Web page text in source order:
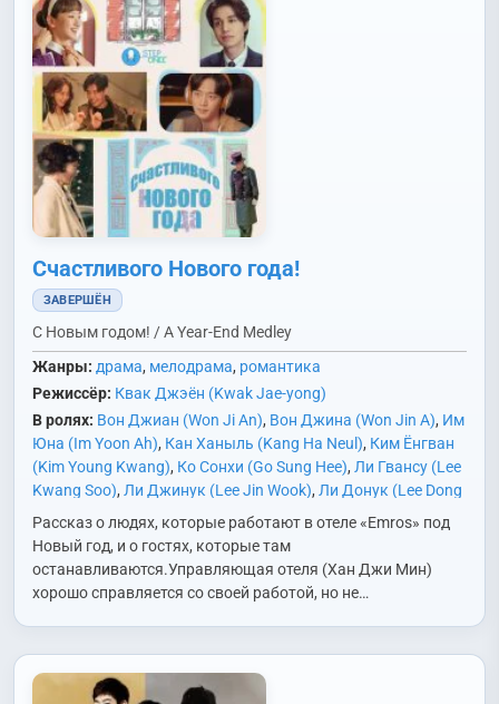
Счастливого Нового года!
ЗАВЕРШЁН
С Новым годом! / A Year-End Medley
Жанры: драма, мелодрама, романтика
Режиссёр: Квак Джэён (Kwak Jae-yong)
В ролях: Вон Джиан (Won Ji An), Вон Джина (Won Jin A), Им
Юна (Im Yoon Ah), Кан Ханыль (Kang Ha Neul), Ким Ёнгван
(Kim Young Kwang), Ко Сонхи (Go Sung Hee), Ли Гвансу (Lee
Kwang Soo), Ли Джинук (Lee Jin Wook), Ли Донук (Lee Dong
Wook)
Ли Хеён (Lee Hye Young)
Со Ганджун (Seo Kang
Joon)
, Хан Джимин (Han Ji Min)
Чон Джинён (Jung Jin Young)
Рассказ о людях, которые работают в отеле «Emros» под
Новый год, и о гостях, которые там
останавливаются.Управляющая отеля (Хан Джи Мин)
хорошо справляется со своей работой, но не…